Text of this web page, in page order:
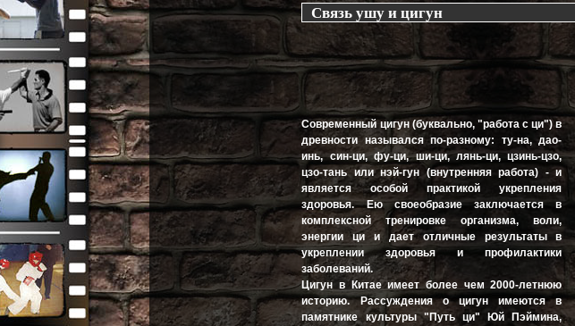
Связь ушу и цигун
Современный цигун (буквально, "работа с ци") в
древности назывался по-разному: ту-на, дао-
инь, син-ци, фу-ци, ши-ци, лянь-ци, цзинь-цзо,
цзо-тань или нэй-гун (внутренняя работа) - и
является особой практикой укрепления
здоровья. Ею своеобразие заключается в
комплексной тренировке организма, воли,
энергии ци и дает отличные результаты в
укреплении здоровья и профилактики
заболеваний.
Цигун в Китае имеет более чем 2000-летнюю
историю. Рассуждения о цигун имеются в
памятнике культуры "Путь ци" Юй Пэймина,